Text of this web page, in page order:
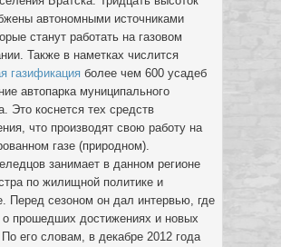
автономными источниками
станут работать на газовом
Также в наметках числится
газификация более чем 600 усадеб
автопарка муниципального
Это коснется тех средств
что производят свою работу на
газе (природном).
занимает в данном регионе
по жилищной политике и
Перед сезоном он дал интервью, где
о прошедших достижениях и новых
его словам, в декабре 2012 года